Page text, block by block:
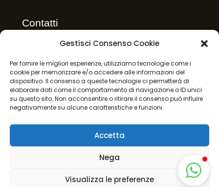
Gestisci Consenso Cookie
Per fornire le migliori esperienze, utilizziamo tecnologie come i
cookie per memorizzare e/o accedere alle informazioni del
dispositivo. Il consenso a queste tecnologie ci permetterà di
elaborare dati come il comportamento di navigazione o ID unici
su questo sito. Non acconsentire o ritirare il consenso può influire
negativamente su alcune caratteristiche e funzioni.
Accetta
Nega
Visualizza le preferenze
Contatti
+39 038548077
info@martomparrucchieri.it
Via Fratelli Gay, 13, 27049 , Stradella (PV)
©2022 Martom Stradella Deluxe Salon. P.IVA
02207740180 Tutti diritti riservati |
Cookie Policy
Diamondweb